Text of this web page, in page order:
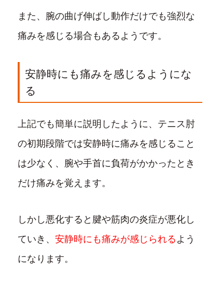
また、腕の曲げ伸ばし動作だけでも強烈な
痛みを感じる場合もあるようです。
安静時にも痛みを感じるようにな
る
上記でも簡単に説明したように、テニス肘
の初期段階では安静時に痛みを感じること
は少なく、腕や手首に負荷がかかったとき
だけ痛みを覚えます。
しかし悪化すると腱や筋肉の炎症が悪化し
ていき、 安静時にも痛みが感じられるよう
になります。